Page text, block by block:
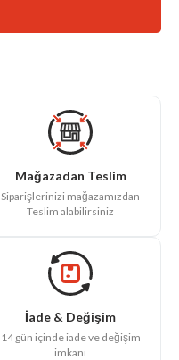
Mağazadan Teslim
Siparişlerinizi mağazamızdan
Teslim alabilirsiniz
İade & Değişim
14 gün içinde iade ve değişim
imkanı